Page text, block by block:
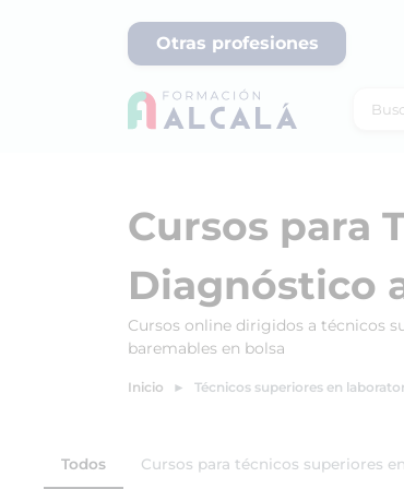
Otras profesiones
Cursos para
Diagnóstico
Cursos online dirigidos a técnicos
baremables en bolsa
Inicio Técnicos superiores en
Todos Cursos para técnicos superiores